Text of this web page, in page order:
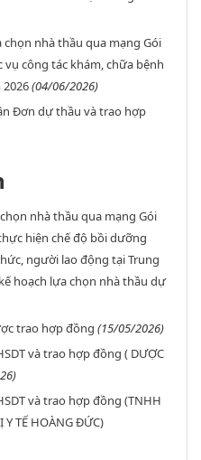
nhà thầu qua mạng Gói
công tác khám, chữa bệnh
(04/06/2026)
Đơn dự thầu và trao hợp
nhà thầu qua mạng Gói
hiện chế độ bồi dưỡng
người lao động tại Trung
hoạch lựa chọn nhà thầu dự
trao hợp đồng (15/05/2026)
và trao hợp đồng ( DƯỢC
và trao hợp đồng (TNHH
Y TẾ HOÀNG ĐỨC)